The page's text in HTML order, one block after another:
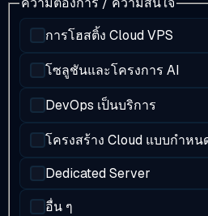
การโฮสติ้ง Cloud VPS
โซลูชันและโครงการ AI
DevOps เป็นบริการ
โครงสร้าง Cloud แบบกำหน
Dedicated Server
อื่น ๆ